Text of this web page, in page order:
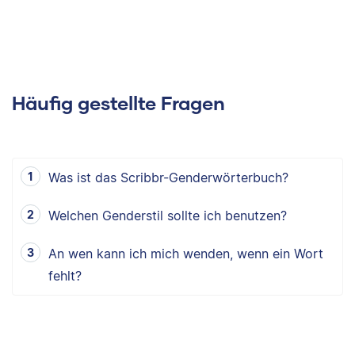
Häufig gestellte Fragen
Was ist das Scribbr-Genderwörterbuch?
Welchen Genderstil sollte ich benutzen?
An wen kann ich mich wenden, wenn ein Wort
fehlt?